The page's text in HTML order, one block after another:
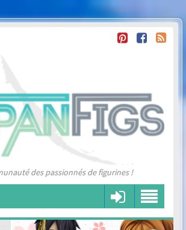
des passionnés de figurines !